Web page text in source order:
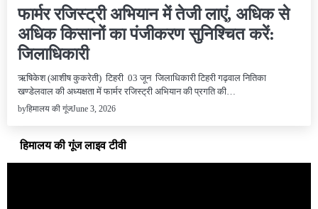
फार्मर रजिस्ट्री अभियान में तेजी लाएं, अधिक से
अधिक किसानों का पंजीकरण सुनिश्चित करें:
जिलाधिकारी
ऋषिकेश (आशीष कुकरेती) टिहरी 03 जून जिलाधिकारी टिहरी गढ़वाल नितिका
खण्डेलवाल की अध्यक्षता में फार्मर रजिस्ट्री अभियान की प्रगति की…
byहिमालय की गूंजJune 3, 2026
हिमालय की गूंज लाइव टीवी